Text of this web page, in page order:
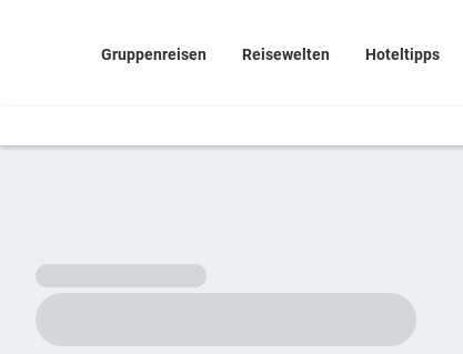
Gruppenreisen Reisewelten Hoteltipps